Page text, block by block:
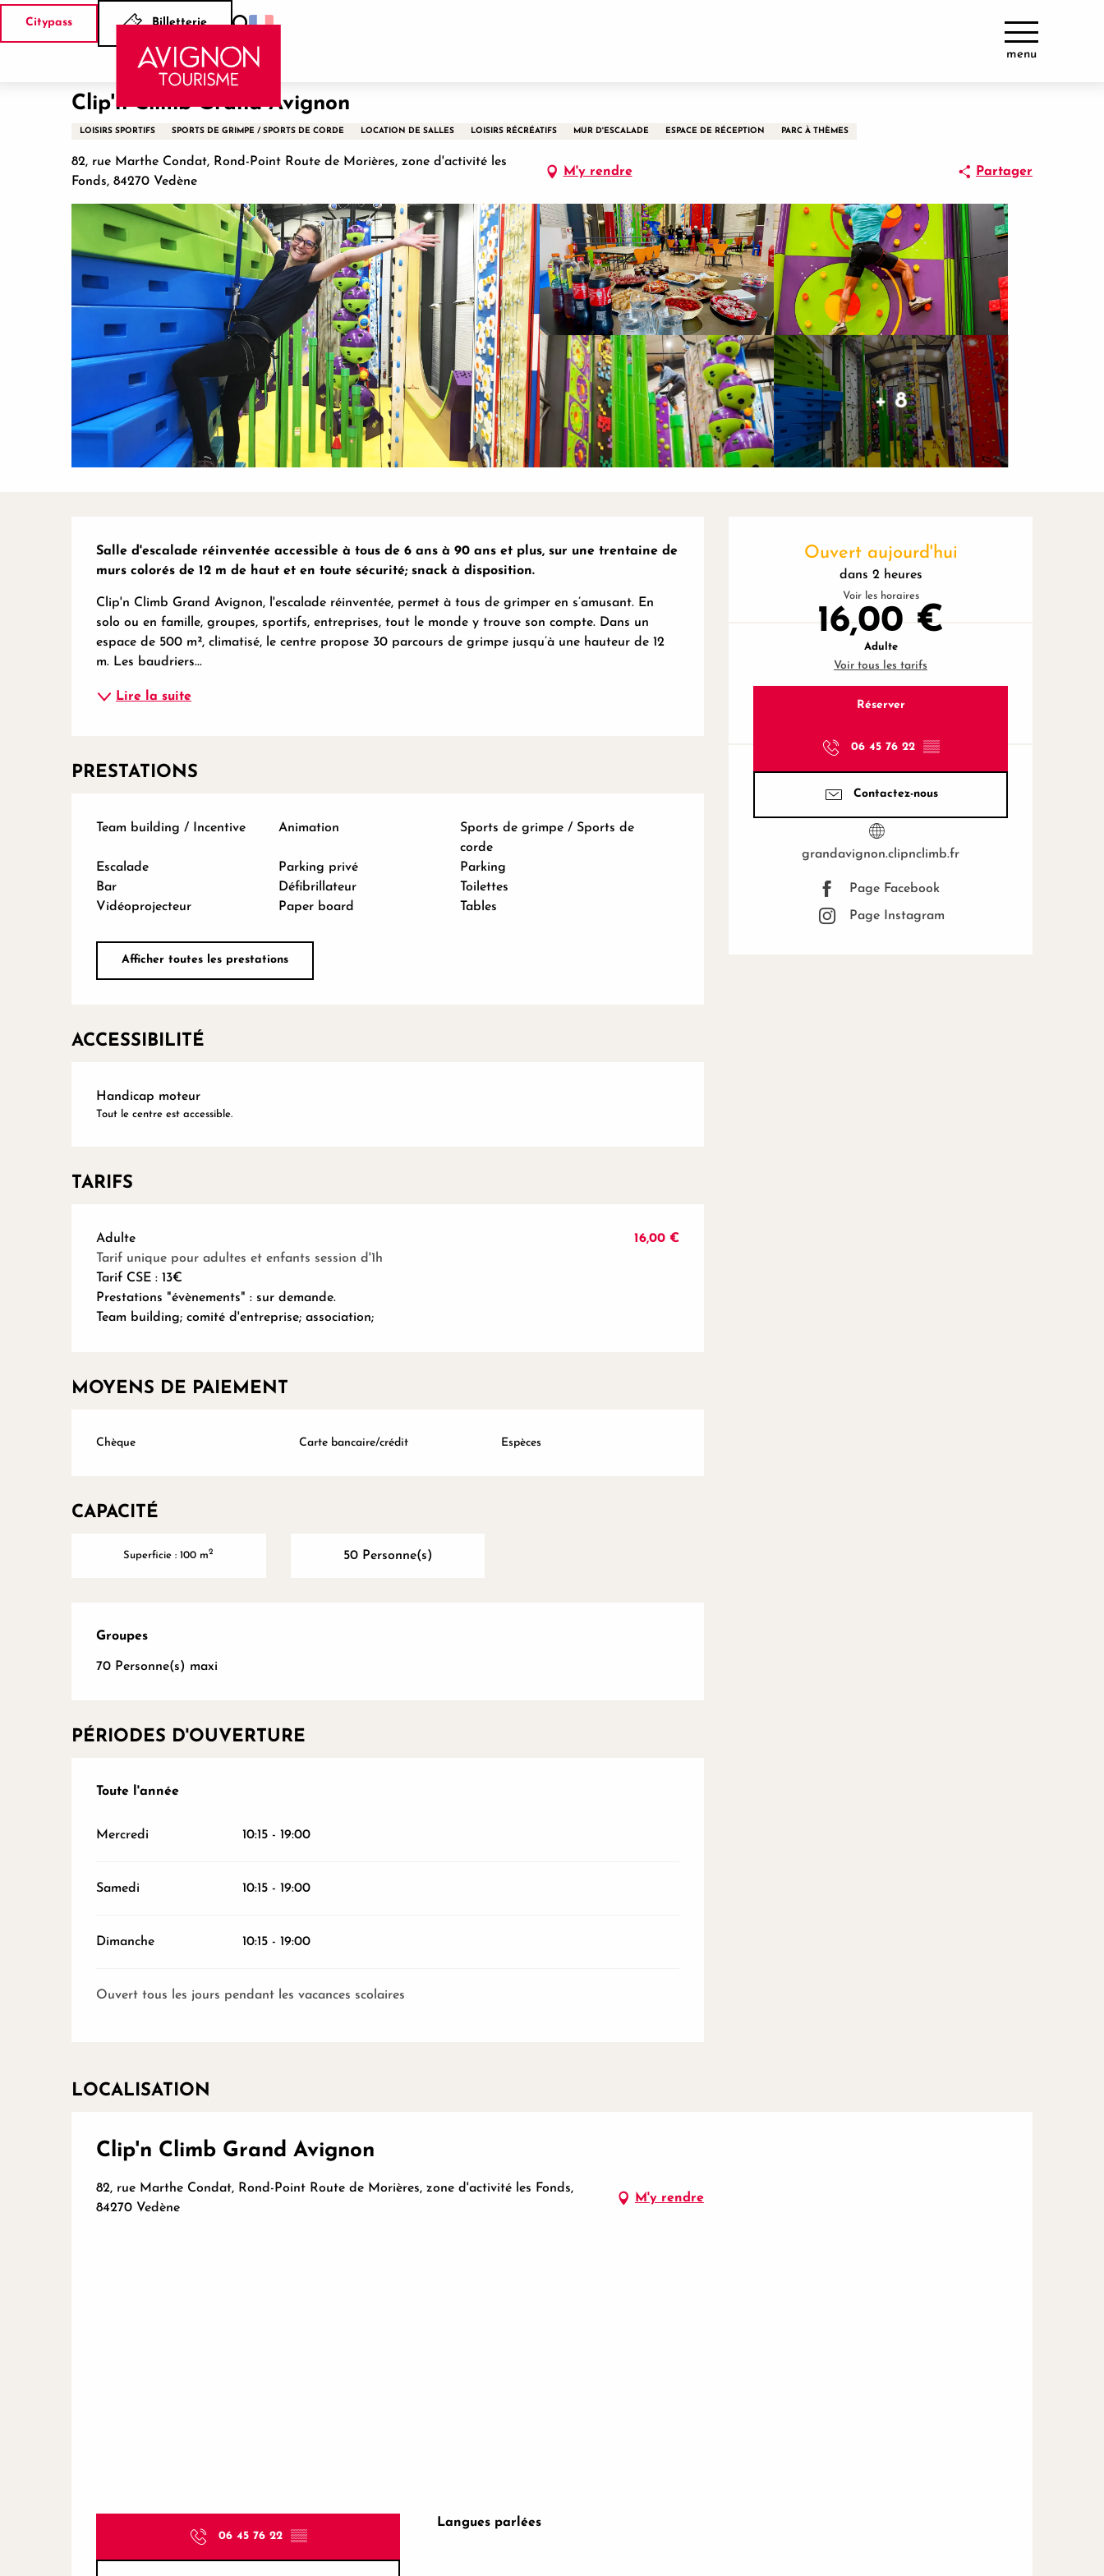
Aller
Citypass Billetterie
Recherche
menu
Accueil Clip'n Climb Grand Avignon
Clip'n Climb Grand Avignon
LOISIRS SPORTIFS SPORTS DE GRIMPE / SPORTS DE CORDE LOCATION DE SALLES LOISIRS RÉCRÉATIFS MUR D'ESCALADE ESPACE DE RÉCEPTION PARC À THÈMES
82, rue Marthe Condat, Rond-Point Route de Morières, zone d'activité les
Fonds, 84270 Vedène
M'y rendre Partager
+ 8
Ouverture et coordonnées
Ouvert aujourd'hui
dans 2 heures
Voir les horaires
16,00 €
Adulte
Voir tous les tarifs
Réserver
06 45 76 22 ▒▒
Contactez-nous
grandavignon.clipnclimb.fr
Page Facebook
Page Instagram
Description
Salle d'escalade réinventée accessible à tous de 6 ans à 90 ans et plus, sur une trentaine de
murs colorés de 12 m de haut et en toute sécurité; snack à disposition.
Clip'n Climb Grand Avignon, l'escalade réinventée, permet à tous de grimper en s’amusant. En
solo ou en famille, groupes, sportifs, entreprises, tout le monde y trouve son compte. Dans un
espace de 500 m², climatisé, le centre propose 30 parcours de grimpe jusqu’à une hauteur de 12
m. Les baudriers...
Lire la suite
PRESTATIONS
Team building / Incentive Animation
Sports de grimpe / Sports de
corde
Escalade
Parking privé
Parking
Bar
Défibrillateur
Toilettes
Vidéoprojecteur
Paper board Tables
Afficher toutes les prestations
ACCESSIBILITÉ
Handicap moteur
Tout le centre est accessible.
TARIFS
Tarifs 2026
Adulte
Tarif unique pour adultes et enfants session d'1h
16,00 €
Tarif CSE : 13€
Prestations "évènements" : sur demande.
Team building; comité d'entreprise; association;
MOYENS DE PAIEMENT
Chèque Carte bancaire/crédit Espèces
CAPACITÉ
Superficie : 100 m2 50 Personne(s)
Groupes
Groupes
70 Personne(s) maxi
PÉRIODES D'OUVERTURE
Toute l'année
Toute l'année
Mercredi 10:15 - 19:00
Samedi 10:15 - 19:00
Dimanche 10:15 - 19:00
Ouvert tous les jours pendant les vacances scolaires
LOCALISATION
Clip'n Climb Grand Avignon
82, rue Marthe Condat, Rond-Point Route de Morières, zone d'activité les Fonds,
84270 Vedène
M'y rendre
06 45 76 22 ▒▒
Langues parlées
Langues parlées